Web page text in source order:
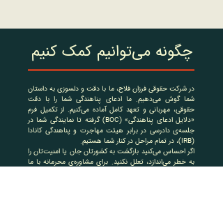
چگونه می‌توانیم کمک کنیم
در شرکت حقوقی فرزان فلاح، ما با دقت و دلسوزی به داستان
شما گوش می‌دهیم. ما ادعای پناهندگی شما را با دقت
حقوقی، مهربانی و تعهد کامل آماده می‌کنیم. از تکمیل فرم
«دلایل ادعای پناهندگی» (BOC) گرفته تا نمایندگی شما در
جلسه‌ی دادرسی در برابر هیئت مهاجرت و پناهندگی کانادا
(IRB)، در تمام مراحل در کنار شما هستیم.
اگر احساس می‌کنید بازگشت به کشورتان جان یا امنیت‌تان را
به خطر می‌اندازد، تعلل نکنید. برای مشاوره‌ی محرمانه با ما